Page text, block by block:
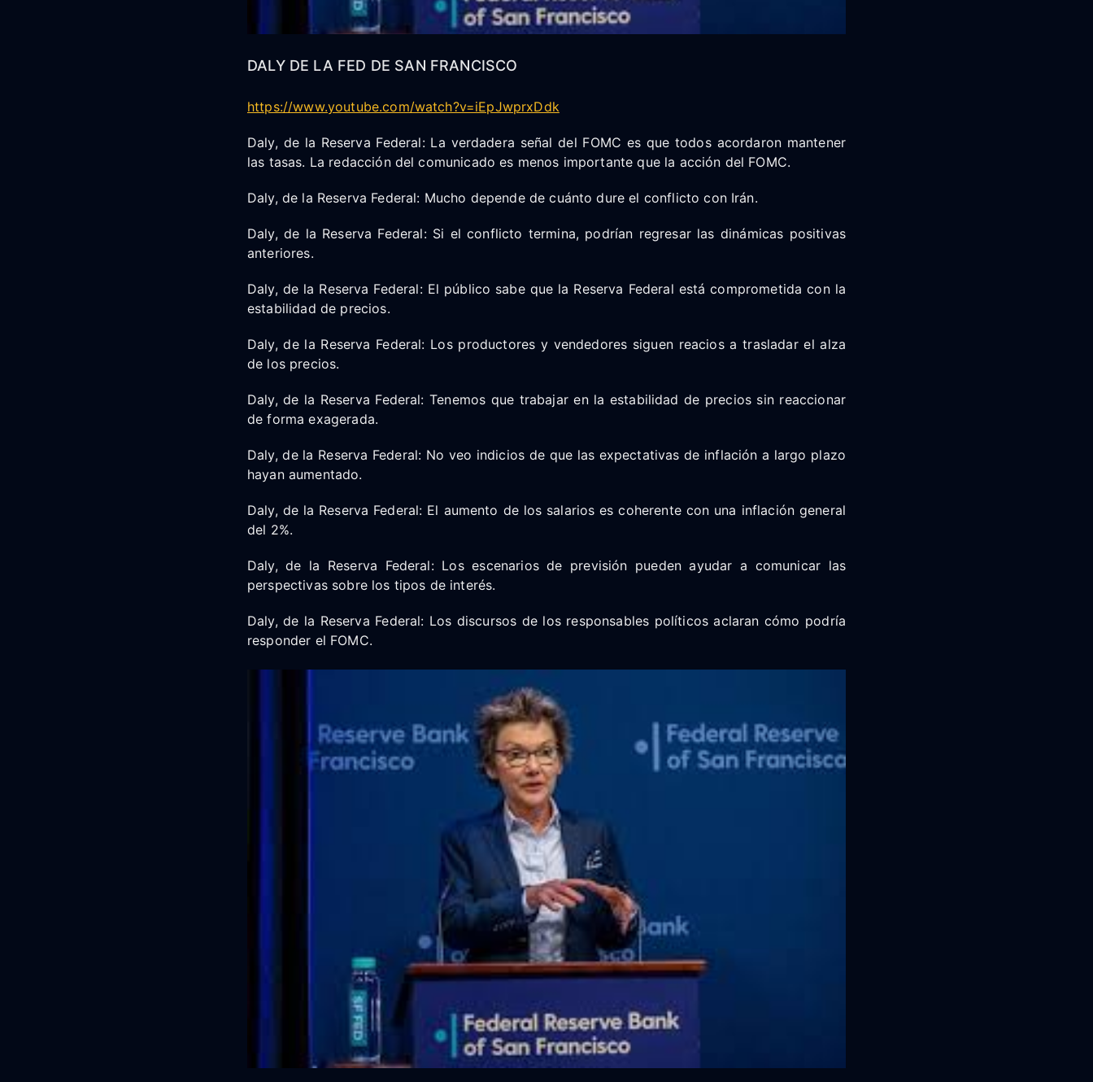
DALY DE LA FED DE SAN FRANCISCO
https://www.youtube.com/watch?v=iEpJwprxDdk
Daly, de la Reserva Federal: La verdadera señal del FOMC es que todos acordaron mantener
las tasas. La redacción del comunicado es menos importante que la acción del FOMC.
Daly, de la Reserva Federal: Mucho depende de cuánto dure el conflicto con Irán.
Daly, de la Reserva Federal: Si el conflicto termina, podrían regresar las dinámicas positivas
anteriores.
Daly, de la Reserva Federal: El público sabe que la Reserva Federal está comprometida con la
estabilidad de precios.
Daly, de la Reserva Federal: Los productores y vendedores siguen reacios a trasladar el alza
de los precios.
Daly, de la Reserva Federal: Tenemos que trabajar en la estabilidad de precios sin reaccionar
de forma exagerada.
Daly, de la Reserva Federal: No veo indicios de que las expectativas de inflación a largo plazo
hayan aumentado.
Daly, de la Reserva Federal: El aumento de los salarios es coherente con una inflación general
del 2%.
Daly, de la Reserva Federal: Los escenarios de previsión pueden ayudar a comunicar las
perspectivas sobre los tipos de interés.
Daly, de la Reserva Federal: Los discursos de los responsables políticos aclaran cómo podría
responder el FOMC.